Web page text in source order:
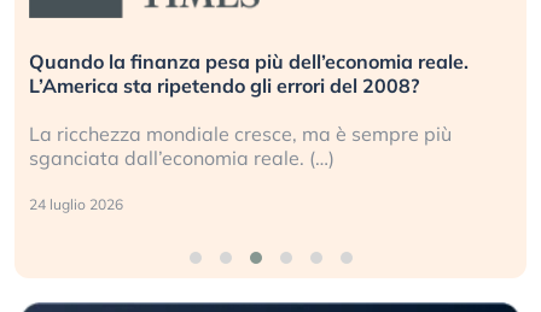
Quando la finanza pesa più dell’economia reale.
L’America sta ripetendo gli errori del 2008?
La ricchezza mondiale cresce, ma è sempre più
sganciata dall’economia reale. (…)
24 luglio 2026